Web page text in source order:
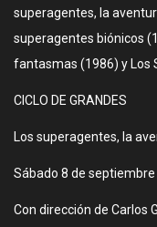
superagentes, la
superagentes biónicos
fantasmas (1986) y Los
CICLO DE GRANDES
Los superagentes, la
Sábado 8 de septiembre
Con dirección de Carlos